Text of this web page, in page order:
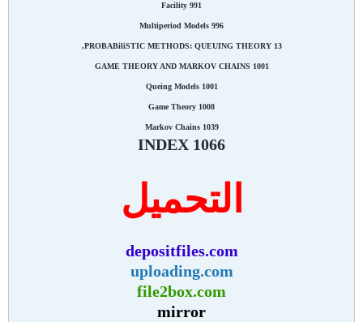
Facility 991
Multiperiod Models 996
13 PROBABiliSTIC METHODS: QUEUING THEORY,
GAME THEORY AND MARKOV CHAINS 1001
Queing Models 1001
Game Theory 1008
Markov Chains 1039
INDEX 1066
التحميل
depositfiles.com
uploading.com
file2box.com
mirror